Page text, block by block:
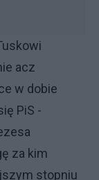
acz
w dobie
PiS -
za kim
stopniu